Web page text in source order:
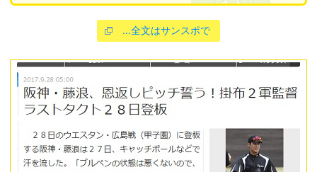
…全文はサンスポで